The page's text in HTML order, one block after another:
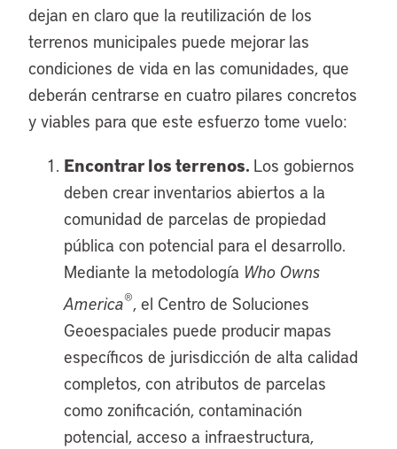
dejan en claro que la reutilización de los
terrenos municipales puede mejorar las
condiciones de vida en las comunidades, que
deberán centrarse en cuatro pilares concretos
y viables para que este esfuerzo tome vuelo:
Encontrar los terrenos. Los gobiernos
deben crear inventarios abiertos a la
comunidad de parcelas de propiedad
pública con potencial para el desarrollo.
Mediante la metodología Who Owns
America®, el Centro de Soluciones
Geoespaciales puede producir mapas
específicos de jurisdicción de alta calidad
completos, con atributos de parcelas
como zonificación, contaminación
potencial, acceso a infraestructura,